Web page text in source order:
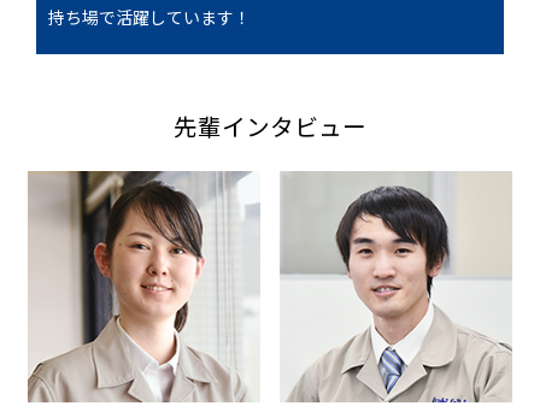
持ち場で活躍しています！
先輩インタビュー